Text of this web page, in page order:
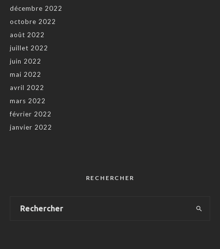
décembre 2022
octobre 2022
août 2022
juillet 2022
juin 2022
mai 2022
avril 2022
mars 2022
février 2022
janvier 2022
RECHERCHER